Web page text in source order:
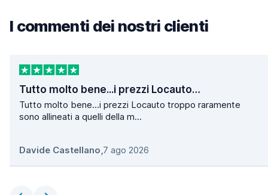
I commenti dei nostri clienti
Tutto molto bene...i prezzi Locauto…
Tutto molto bene...i prezzi Locauto troppo raramente
sono allineati a quelli della m...
Davide Castellano,7 ago 2026